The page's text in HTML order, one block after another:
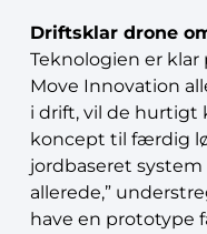
Driftsklar drone
Teknologien er
Move Innovation
i drift, vil de hurtigt
koncept til færdig
jordbaseret
allerede,”
have en prototype